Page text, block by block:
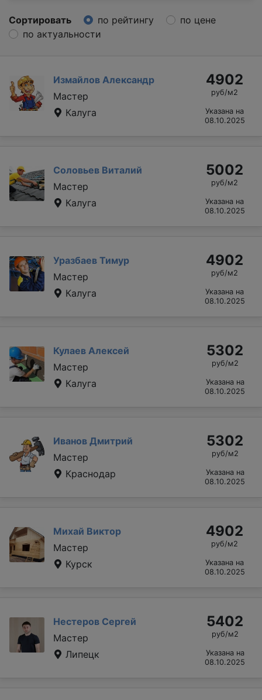
Сортировать по рейтингу
по цене
по актуальности
Измайлов Александр
Мастер
Калуга
4902
руб/м2
Указана на
08.10.2025
Соловьев Виталий
Мастер
Калуга
5002
руб/м2
Указана на
08.10.2025
Уразбаев Тимур
Мастер
Калуга
4902
руб/м2
Указана на
08.10.2025
Кулаев Алексей
Мастер
Калуга
5302
руб/м2
Указана на
08.10.2025
Иванов Дмитрий
Мастер
Краснодар
5302
руб/м2
Указана на
08.10.2025
Михай Виктор
Мастер
Курск
4902
руб/м2
Указана на
08.10.2025
Нестеров Сергей
Мастер
Липецк
5402
руб/м2
Указана на
08.10.2025